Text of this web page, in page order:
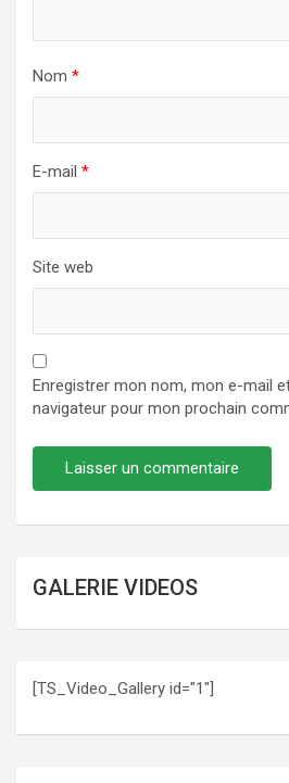
Nom *
E-mail *
Site web
Enregistrer mon nom, mon e-mail
navigateur pour mon prochain
GALERIE VIDEOS
[TS_Video_Gallery id="1"]